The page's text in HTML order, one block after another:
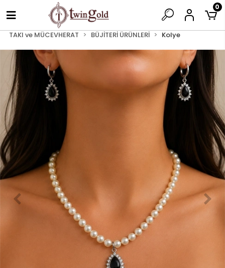
0
TAKI ve MÜCEVHERAT BÜJİTERİ ÜRÜNLERİ Kolye